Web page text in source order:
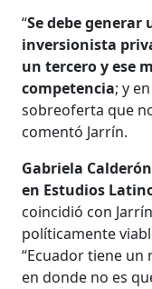
“Se debe generar
inversionista
un tercero y ese
competencia; y
sobreoferta que
comentó Jarrín.
Gabriela
en Estudios
coincidió con
políticamente
“Ecuador tiene
en donde no es